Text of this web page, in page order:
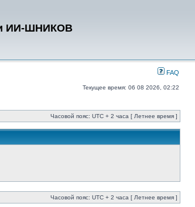
ИИ-ШНИКОВ
FAQ
Текущее время: 06 08 2026, 02:22
Часовой пояс: UTC + 2 часа [ Летнее время ]
Часовой пояс: UTC + 2 часа [ Летнее время ]